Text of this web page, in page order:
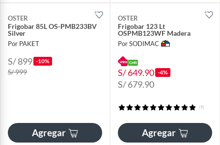
OSTER
Frigobar 85L OS-PMB233BV
Silver
Por PAKET
S/ 899 -10%
S/ 999
Agregar
OSTER
Frigobar 123 Lt
OSPMB123WF Madera
Por SODIMAC
S/ 649.90 -4%
S/ 679.90
(9)
Agregar